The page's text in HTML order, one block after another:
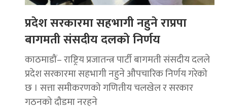
प्रदेश सरकारमा सहभागी नहुने राप्रपा
बागमती संसदीय दलको निर्णय
काठमाडौं– राष्ट्रिय प्रजातन्त्र पार्टी बागमती संसदीय दलले
प्रदेश सरकारमा सहभागी नहुने औपचारिक निर्णय गरेको
छ । सत्ता समीकरणको गणितीय चलखेल र सरकार
गठनको दौडमा नरहने